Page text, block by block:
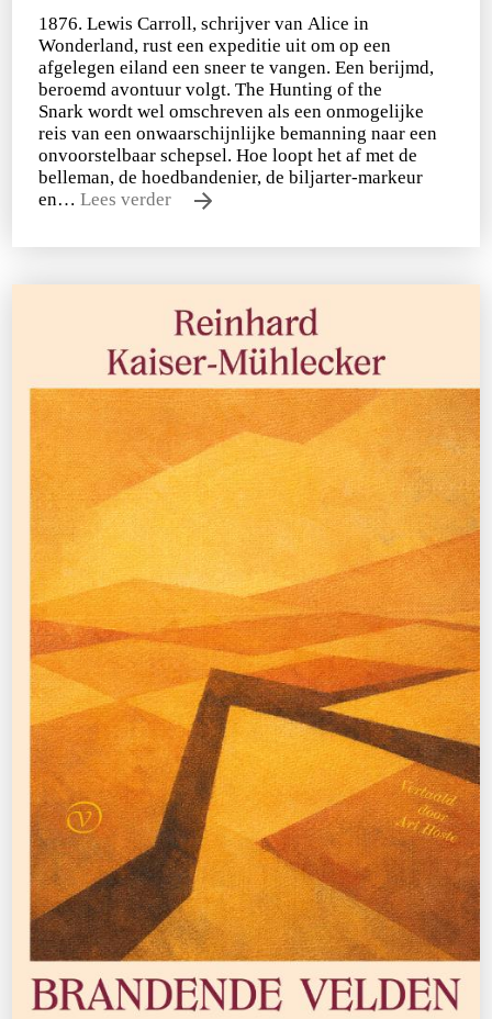
Lewis Carroll
De klopjacht op de sneer
17,50
BESTEL
1876. Lewis Carroll, schrijver van Alice in
Wonderland, rust een expeditie uit om op een
afgelegen eiland een sneer te vangen. Een berijmd,
beroemd avontuur volgt. The Hunting of the
Snark wordt wel omschreven als een onmogelijke
reis van een onwaarschijnlijke bemanning naar een
onvoorstelbaar schepsel. Hoe loopt het af met de
belleman, de hoedbandenier, de biljarter-markeur
en…Lees verder